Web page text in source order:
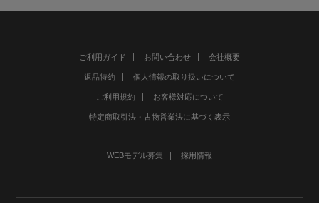
ご利用ガイド お問い合わせ 会社概要
返品特約 個人情報の取り扱いについて
ご利用規約 お客様対応について
特定商取引法・古物営業法に基づく表示
WEBモデル募集 採用情報